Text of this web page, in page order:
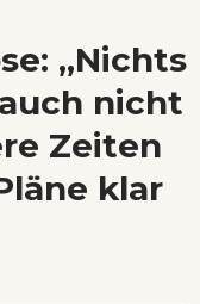
„Nichts
nicht
Zeiten
klar